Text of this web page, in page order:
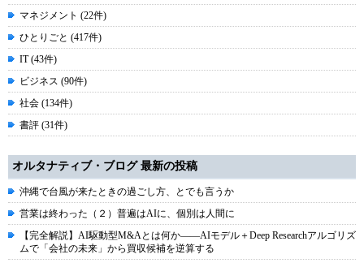
マネジメント (22件)
ひとりごと (417件)
IT (43件)
ビジネス (90件)
社会 (134件)
書評 (31件)
オルタナティブ・ブログ 最新の投稿
沖縄で台風が来たときの過ごし方、とでも言うか
営業は終わった（２）普遍はAIに、個別は人間に
【完全解説】AI駆動型M&Aとは何か――AIモデル＋Deep Researchアルゴリズ
ムで「会社の未来」から買収候補を逆算する